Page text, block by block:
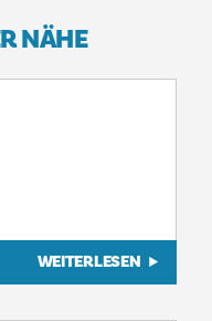
NÄHE
WEITERLESEN